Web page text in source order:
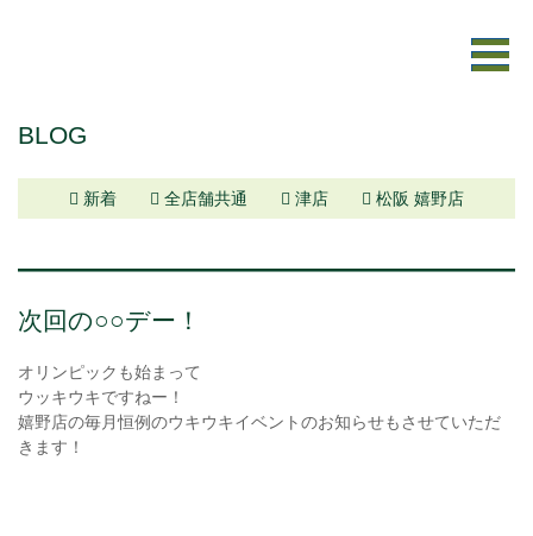
BLOG
新着 全店舗共通 津店 松阪 嬉野店
次回の○○デー！
オリンピックも始まって
ウッキウキですねー！
嬉野店の毎月恒例のウキウキイベントのお知らせもさせていただ
きます！